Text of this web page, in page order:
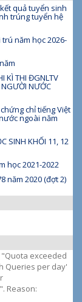
quả tuyển sinh
trúng tuyển hệ
năm học 2026-
KÌ THI ĐGNLTV
NGƯỜI NƯỚC
chỉ tiếng Việt
ngoài năm
SINH KHỐI 11, 12
học 2021-2022
năm 2020 (đợt 2)
exceeded
Queries per day'
Reason: